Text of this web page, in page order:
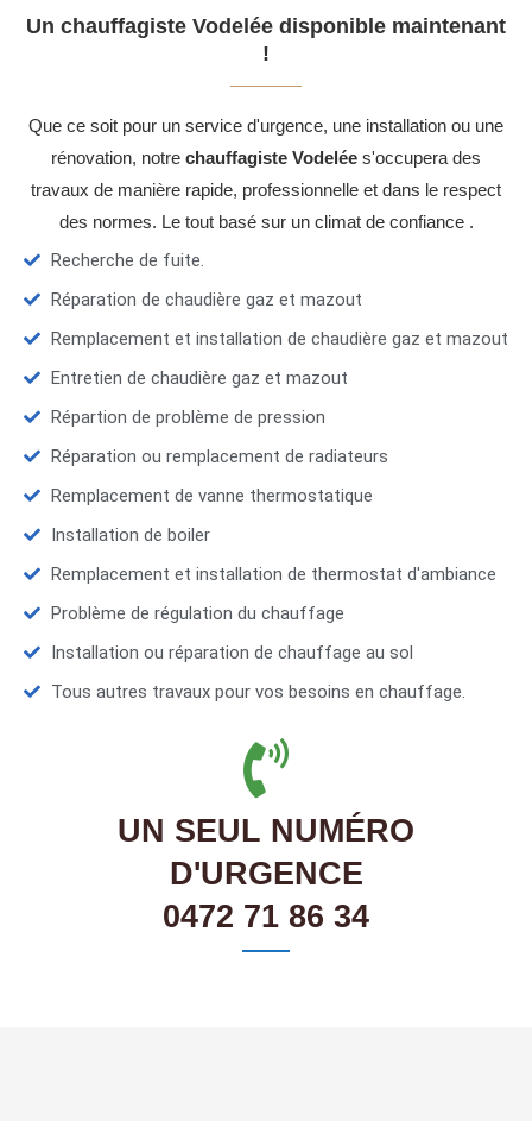
Un chauffagiste Vodelée disponible maintenant
!
Que ce soit pour un service d'urgence, une installation ou une
rénovation, notre chauffagiste Vodelée s'occupera des
travaux de manière rapide, professionnelle et dans le respect
des normes. Le tout basé sur un climat de confiance .
Recherche de fuite.
Réparation de chaudière gaz et mazout
Remplacement et installation de chaudière gaz et mazout
Entretien de chaudière gaz et mazout
Répartion de problème de pression
Réparation ou remplacement de radiateurs
Remplacement de vanne thermostatique
Installation de boiler
Remplacement et installation de thermostat d'ambiance
Problème de régulation du chauffage
Installation ou réparation de chauffage au sol
Tous autres travaux pour vos besoins en chauffage.
UN SEUL NUMÉRO
D'URGENCE
0472 71 86 34